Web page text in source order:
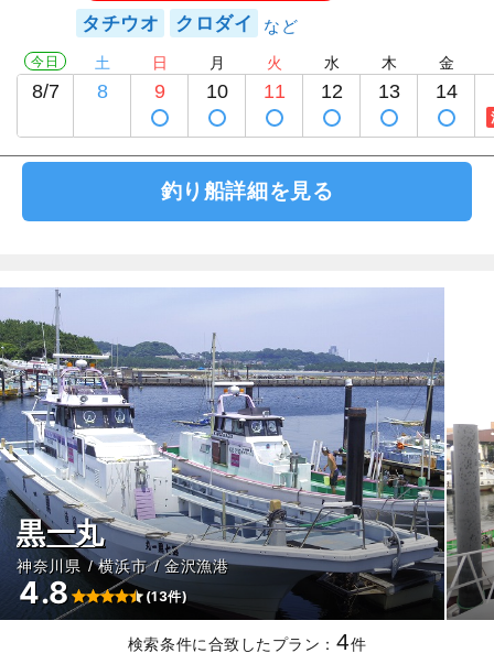
タチウオ クロダイ
今日
8/7
土
8
日
9
月
10
火
11
水
12
木
13
金
14
釣り船詳細を見る
黒一丸
神奈川県 横浜市 金沢漁港
4.8 (13件)
検索条件に合致したプラン：4件